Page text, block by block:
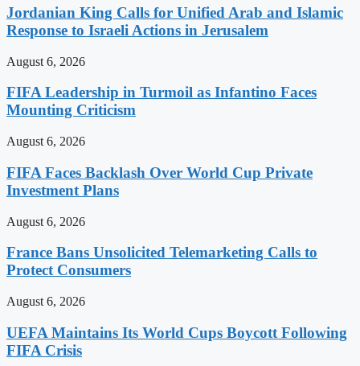
Jordanian King Calls for Unified Arab and Islamic
Response to Israeli Actions in Jerusalem
August 6, 2026
FIFA Leadership in Turmoil as Infantino Faces
Mounting Criticism
August 6, 2026
FIFA Faces Backlash Over World Cup Private
Investment Plans
August 6, 2026
France Bans Unsolicited Telemarketing Calls to
Protect Consumers
August 6, 2026
UEFA Maintains Its World Cups Boycott Following
FIFA Crisis